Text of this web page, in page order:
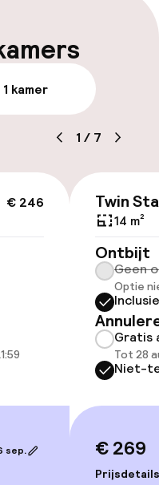
eigen terrein
beschikbaar
kamer
1 / 7
€ 246
sep.
Twin
14 m²
Ontbijt
Geen
Optie
Gratis
Tot 28
Niet-
€ 269
Prijsdetails